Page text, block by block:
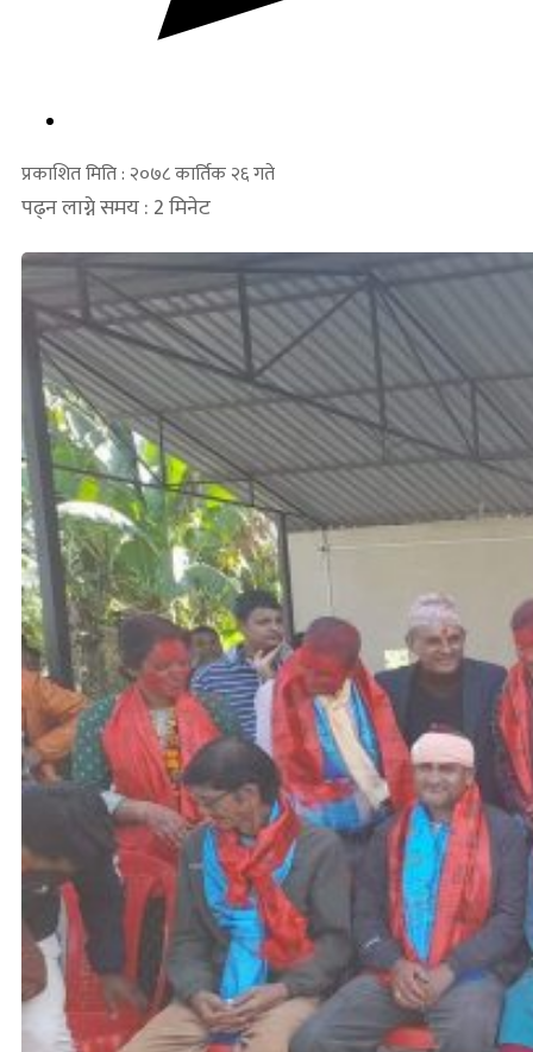
प्रकाशित मिति : २०७८ कार्तिक २६ गते
पढ्न लाग्ने समय : 2 मिनेट